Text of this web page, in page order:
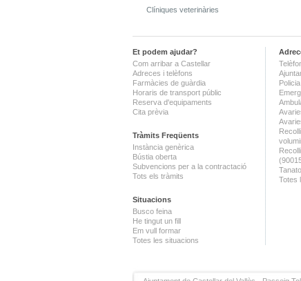
Clíniques veterinàries
Et podem ajudar?
Com arribar a Castellar
Adreces i telèfons
Farmàcies de guàrdia
Horaris de transport públic
Reserva d'equipaments
Cita prèvia
Tràmits Freqüents
Instància genèrica
Bústia oberta
Subvencions per a la contractació
Tots els tràmits
Situacions
Busco feina
He tingut un fill
Em vull formar
Totes les situacions
Totes